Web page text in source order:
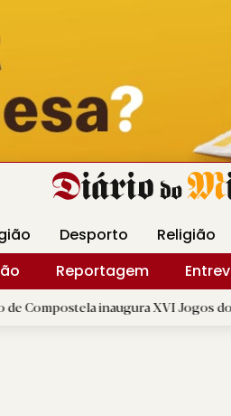
Minha Gráfica DM
Desporto Religião
Reportagem
inaugura XVI Jogos do Eixo